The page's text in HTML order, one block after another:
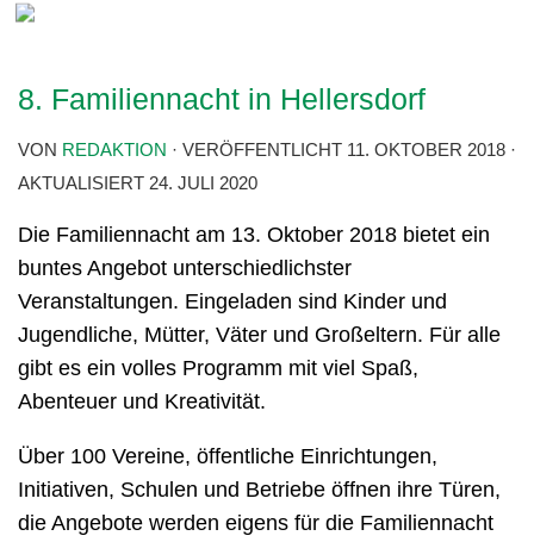
8. Familiennacht in Hellersdorf
VON REDAKTION · VERÖFFENTLICHT 11. OKTOBER 2018 ·
AKTUALISIERT 24. JULI 2020
Die Familiennacht am 13. Oktober 2018 bietet ein
buntes Angebot unterschiedlichster
Veranstaltungen. Eingeladen sind Kinder und
Jugendliche, Mütter, Väter und Großeltern. Für alle
gibt es ein volles Programm mit viel Spaß,
Abenteuer und Kreativität.
Über 100 Vereine, öffentliche Einrichtungen,
Initiativen, Schulen und Betriebe öffnen ihre Türen,
die Angebote werden eigens für die Familiennacht